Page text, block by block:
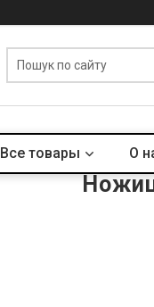
Все товары О